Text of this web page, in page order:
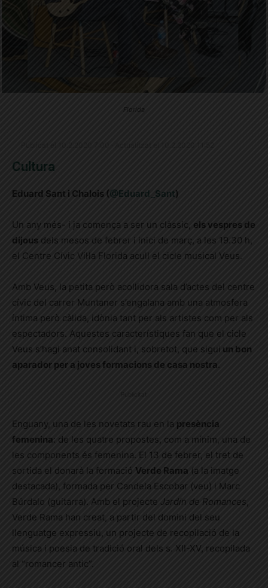
Florida
Cultura
Eduard Sant i Chalois ( @Eduard_Sant)
Un any més- i ja comença a ser un clàssic, els vespres de
dijous dels mesos de febrer i inici de març, a les 19.30 h,
el Centre Cívic Vil·la Florida acull el cicle musical Veus.
Amb Veus, la petita però acollidora sala d’actes del centre
cívic del carrer Muntaner s’engalana amb una atmosfera
íntima però càlida, idònia tant per als artistes com per als
espectadors. Aquestes característiques fan que el cicle
Veus s’hagi anat consolidant i, sobretot, que sigui un bon
aparador per a joves formacions de casa nostra.
Enguany, una de les novetats rau en la presència
femenina: de les quatre propostes, com a mínim, una de
les components és femenina. El 13 de febrer, el tret de
sortida el donarà la formació Verde Rama (a la imatge
destacada), formada per Candela Escobar (veu) i Marc
Búrdalo (guitarra). Amb el projecte Jardín de Romances
Verde Rama han creat, a partir del domini del seu
llenguatge expressiu, un projecte de recopilació de la
música i poesia de tradició oral dels s. XII-XV, recopilada
al “romancer antic”.